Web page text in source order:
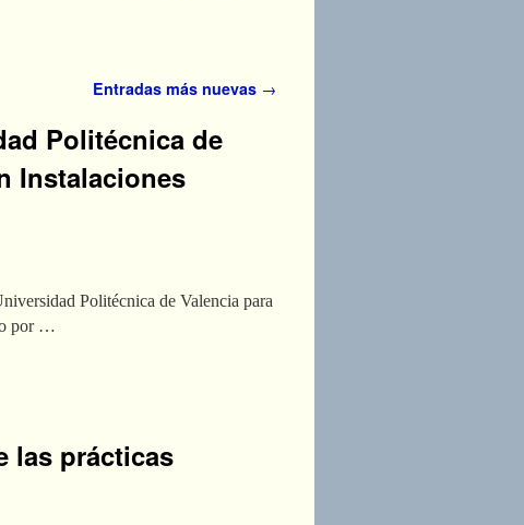
Entradas más nuevas →
Politécnica de
Instalaciones
Politécnica de Valencia para
por …
las prácticas